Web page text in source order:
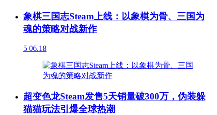
象棋三国志Steam上线：以象棋为骨、三国为
魂的策略对战新作
5 06.18
超变色龙Steam发售5天销量破300万，伪装躲
猫猫玩法引爆全球热潮